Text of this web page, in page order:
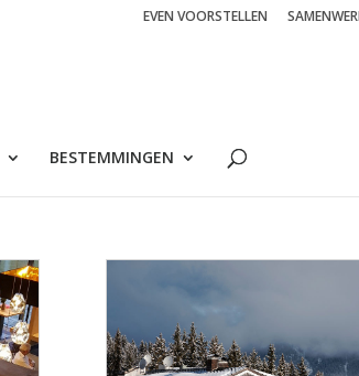
EVEN VOORSTELLEN
BESTEMMINGEN